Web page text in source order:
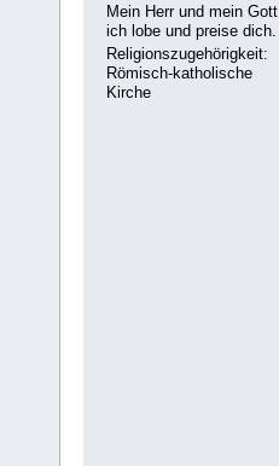
Mein Herr und mein Gott,
ich lobe und preise dich.
Religionszugehörigkeit:
Römisch-katholische
Kirche